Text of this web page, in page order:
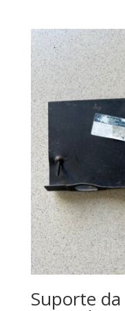
Suporte